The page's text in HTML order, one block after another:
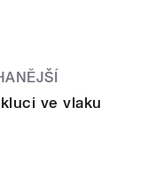
ve vlaku